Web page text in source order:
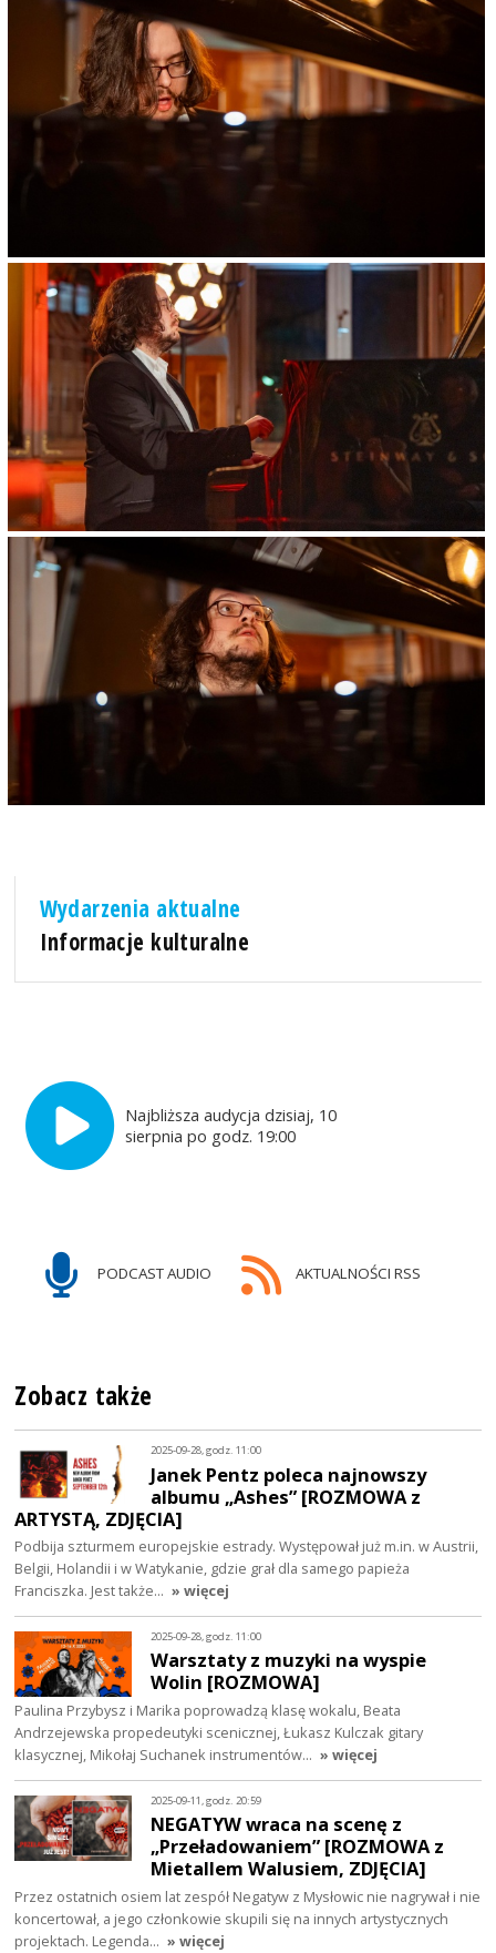
Wydarzenia aktualne
Informacje kulturalne
Najbliższa audycja dzisiaj, 10
sierpnia po godz. 19:00
PODCAST AUDIO AKTUALNOŚCI RSS
Zobacz także
2025-09-28, godz. 11:00
Janek Pentz poleca najnowszy
albumu „Ashes” [ROZMOWA z
ARTYSTĄ, ZDJĘCIA]
Podbija szturmem europejskie estrady. Występował już m.in. w Austrii,
Belgii, Holandii i w Watykanie, gdzie grał dla samego papieża
Franciszka. Jest także… » więcej
2025-09-28, godz. 11:00
Warsztaty z muzyki na wyspie
Wolin [ROZMOWA]
Paulina Przybysz i Marika poprowadzą klasę wokalu, Beata
Andrzejewska propedeutyki scenicznej, Łukasz Kulczak gitary
klasycznej, Mikołaj Suchanek instrumentów… » więcej
2025-09-11, godz. 20:59
NEGATYW wraca na scenę z
„Przeładowaniem” [ROZMOWA z
Mietallem Walusiem, ZDJĘCIA]
Przez ostatnich osiem lat zespół Negatyw z Mysłowic nie nagrywał i nie
koncertował, a jego członkowie skupili się na innych artystycznych
projektach. Legenda… » więcej